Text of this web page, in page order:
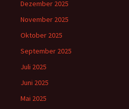
Dezember 2025
November 2025
Oktober 2025
September 2025
Juli 2025
Juni 2025
Mai 2025